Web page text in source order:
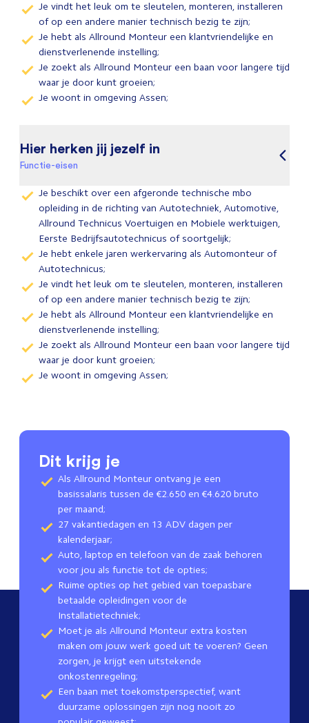
Je vindt het leuk om te sleutelen, monteren, installeren
of op een andere manier technisch bezig te zijn;
Je hebt als Allround Monteur een klantvriendelijke en
dienstverlenende instelling;
Je zoekt als Allround Monteur een baan voor langere tijd
waar je door kunt groeien;
Je woont in omgeving Assen;
Hier herken jij jezelf in
Functie-eisen
Je beschikt over een afgeronde technische mbo
opleiding in de richting van Autotechniek, Automotive,
Allround Technicus Voertuigen en Mobiele werktuigen,
Eerste Bedrijfsautotechnicus of soortgelijk;
Je hebt enkele jaren werkervaring als Automonteur of
Autotechnicus;
Je vindt het leuk om te sleutelen, monteren, installeren
of op een andere manier technisch bezig te zijn;
Je hebt als Allround Monteur een klantvriendelijke en
dienstverlenende instelling;
Je zoekt als Allround Monteur een baan voor langere tijd
waar je door kunt groeien;
Je woont in omgeving Assen;
Dit krijg je
Als Allround Monteur ontvang je een
basissalaris tussen de €2.650 en €4.620 bruto
per maand;
27 vakantiedagen en 13 ADV dagen per
kalenderjaar;
Auto, laptop en telefoon van de zaak behoren
voor jou als functie tot de opties;
Ruime opties op het gebied van toepasbare
betaalde opleidingen voor de
Installatietechniek;
Moet je als Allround Monteur extra kosten
maken om jouw werk goed uit te voeren? Geen
zorgen, je krijgt een uitstekende
onkostenregeling;
Een baan met toekomstperspectief, want
duurzame oplossingen zijn nog nooit zo